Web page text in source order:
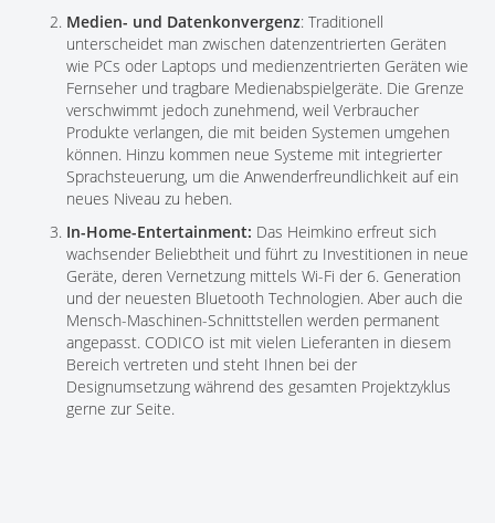
Medien- und Datenkonvergenz: Traditionell
unterscheidet man zwischen datenzentrierten Geräten
wie PCs oder Laptops und medienzentrierten Geräten wie
Fernseher und tragbare Medienabspielgeräte. Die Grenze
verschwimmt jedoch zunehmend, weil Verbraucher
Produkte verlangen, die mit beiden Systemen umgehen
können. Hinzu kommen neue Systeme mit integrierter
Sprachsteuerung, um die Anwenderfreundlichkeit auf ein
neues Niveau zu heben.
In-Home-Entertainment: Das Heimkino erfreut sich
wachsender Beliebtheit und führt zu Investitionen in neue
Geräte, deren Vernetzung mittels Wi-Fi der 6. Generation
und der neuesten Bluetooth Technologien. Aber auch die
Mensch-Maschinen-Schnittstellen werden permanent
angepasst. CODICO ist mit vielen Lieferanten in diesem
Bereich vertreten und steht Ihnen bei der
Designumsetzung während des gesamten Projektzyklus
gerne zur Seite.